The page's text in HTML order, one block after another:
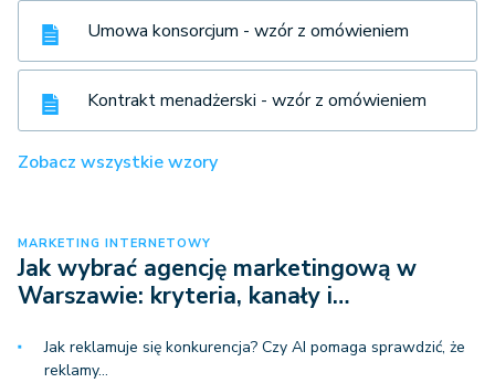
Umowa konsorcjum - wzór z omówieniem
Kontrakt menadżerski - wzór z omówieniem
Zobacz wszystkie wzory
MARKETING INTERNETOWY
Jak wybrać agencję marketingową w
Warszawie: kryteria, kanały i…
Jak reklamuje się konkurencja? Czy AI pomaga sprawdzić, że
reklamy…